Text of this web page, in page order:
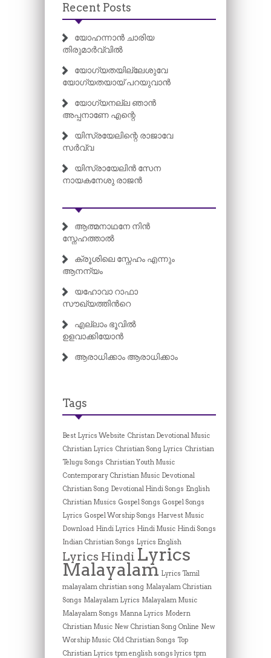
Recent Posts
യോഹന്നാൻ ചാരിയ
തിരുമാർവ്വിൽ
യോഗ്യതയില്ലേശുവേ
യോഗ്യതയായ് പറയുവാൻ
യോഗ്യനല്ല ഞാൻ
അപ്പനാണേ എന്റെ
യിസ്രയേലിന്റെ രാജാവേ
സർവ്വ
യിസ്രായേലിൻ സേന
നായകനേശു രാജൻ
ആത്മനാഥനേ നിൻ
സ്നേഹത്താൽ
ക്രൂശിലെ സ്നേഹം എന്നും
ആനന്യം
യഹോവാ റാഫാ
സൗഖ്യത്തിന്‍റെ
എല്ലാം ഭൂവിൽ
ഉളവാക്കിയോൻ
ആരാധിക്കാം ആരാധിക്കാം
Tags
Best Lyrics Website Christan Devotional Music
Christian Lyrics Christian Song Lyrics Christian
Telugu Songs Christian Youth Music
Contemporary Christian Music Devotional
Christian Song Devotional Hindi Songs English
Christian Musics Gospel Songs Gospel Songs
Lyrics Gospel Worship Songs Harvest Music
Download Hindi Lyrics Hindi Music Hindi Songs
Indian Christian Songs Lyrics English
Lyrics Hindi Lyrics
Malayalam Lyrics Tamil
malayalam christian song Malayalam Christian
Songs Malayalam Lyrics Malayalam Music
Malayalam Songs Manna Lyrics Modern
Christian Music New Christian Song Online New
Worship Music Old Christian Songs Top
Christian Lyrics tpm english songs lyrics tpm